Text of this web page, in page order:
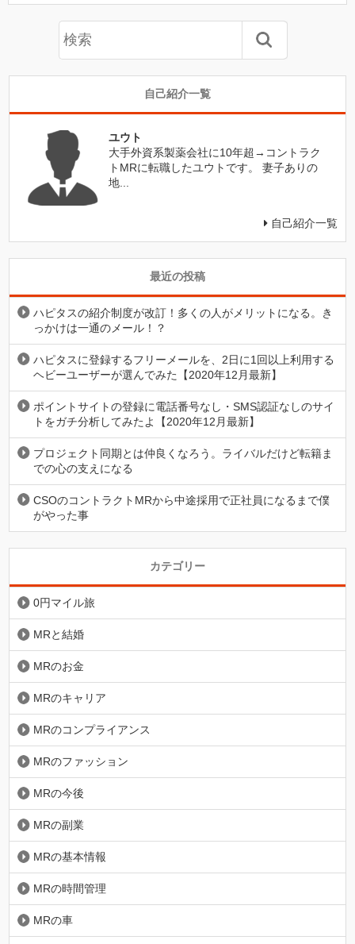
自己紹介一覧
ユウト
大手外資系製薬会社に10年超→コントラク
トMRに転職したユウトです。 妻子ありの
地...
自己紹介一覧
最近の投稿
ハピタスの紹介制度が改訂！多くの人がメリットになる。き
っかけは一通のメール！？
ハピタスに登録するフリーメールを、2日に1回以上利用する
ヘビーユーザーが選んでみた【2020年12月最新】
ポイントサイトの登録に電話番号なし・SMS認証なしのサイ
トをガチ分析してみたよ【2020年12月最新】
プロジェクト同期とは仲良くなろう。ライバルだけど転籍ま
での心の支えになる
CSOのコントラクトMRから中途採用で正社員になるまで僕
がやった事
カテゴリー
0円マイル旅
MRと結婚
MRのお金
MRのキャリア
MRのコンプライアンス
MRのファッション
MRの今後
MRの副業
MRの基本情報
MRの時間管理
MRの車